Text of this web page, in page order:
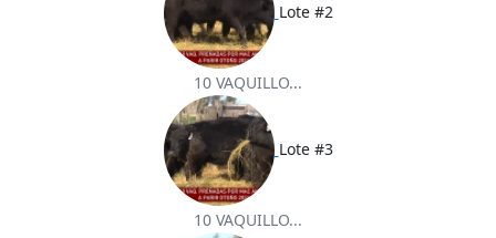
Lote #2
10 VAQUILLO...
Lote #3
10 VAQUILLO...